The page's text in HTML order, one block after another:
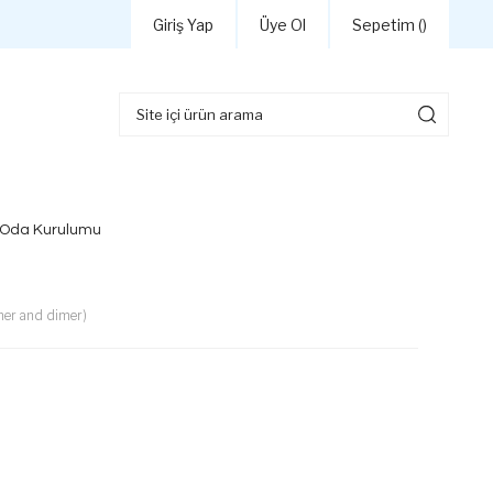
Giriş Yap Üye Ol Sepetim ()
Kurulumu
and dimer)